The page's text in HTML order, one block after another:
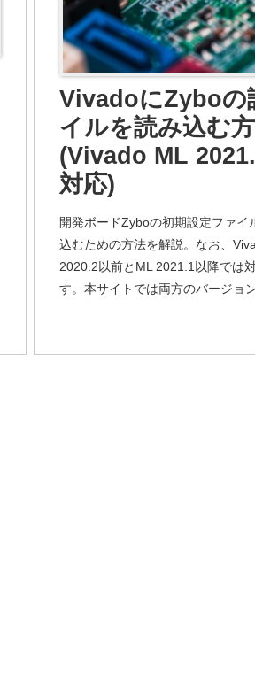
VivadoにZyboの
イルを読み込む
(Vivado ML
対応)
開発ボードZyboの初期設定ファイ
込むための方法を解説。なお、
2020.2以前とML 2021.1以降では
す。本サイトでは両方のバージョ